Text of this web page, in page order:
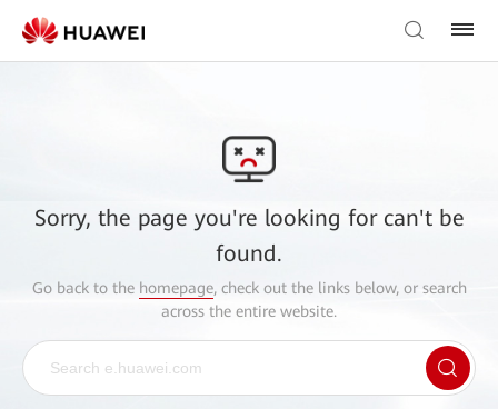
Sorry, the page you're looking for can't be
found.
Go back to the homepage, check out the links below, or search
across the entire website.